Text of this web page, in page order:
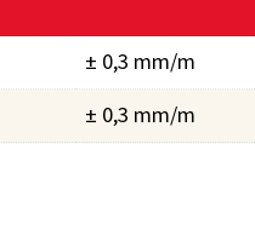
± 0,3 mm/m
± 0,3 mm/m